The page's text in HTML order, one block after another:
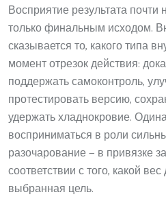
Восприятие результата почти
только финальным исходом.
сказывается то, какого типа
момент отрезок действия:
поддержать самоконтроль,
протестировать версию,
удержать хладнокровие.
восприниматься в роли
разочарование — в привязке
соответствии с того, какой
выбранная цель.